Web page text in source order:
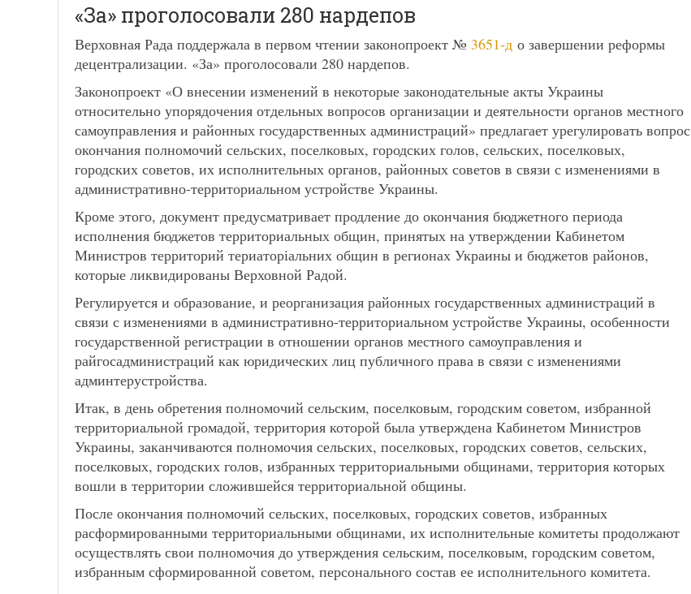
«За» проголосовали 280 нардепов
Верховная Рада поддержала в первом чтении законопроект № 3651-д о завершении реформы
децентрализации. «За» проголосовали 280 нардепов.
Законопроект «О внесении изменений в некоторые законодательные акты Украины
относительно упорядочения отдельных вопросов организации и деятельности органов местного
самоуправления и районных государственных администраций» предлагает урегулировать вопрос
окончания полномочий сельских, поселковых, городских голов, сельских, поселковых,
городских советов, их исполнительных органов, районных советов в связи с изменениями в
административно-территориальном устройстве Украины.
Кроме этого, документ предусматривает продление до окончания бюджетного периода
исполнения бюджетов территориальных общин, принятых на утверждении Кабинетом
Министров территорий териаторіальних общин в регионах Украины и бюджетов районов,
которые ликвидированы Верховной Радой.
Регулируется и образование, и реорганизация районных государственных администраций в
связи с изменениями в административно-территориальном устройстве Украины, особенности
государственной регистрации в отношении органов местного самоуправления и
райгосадминистраций как юридических лиц публичного права в связи с изменениями
админтерустройства.
Итак, в день обретения полномочий сельским, поселковым, городским советом, избранной
территориальной громадой, территория которой была утверждена Кабинетом Министров
Украины, заканчиваются полномочия сельских, поселковых, городских советов, сельских,
поселковых, городских голов, избранных территориальными общинами, территория которых
вошли в территории сложившейся территориальной общины.
После окончания полномочий сельских, поселковых, городских советов, избранных
расформированными территориальными общинами, их исполнительные комитеты продолжают
осуществлять свои полномочия до утверждения сельским, поселковым, городским советом,
избранным сформированной советом, персонального состав ее исполнительного комитета.